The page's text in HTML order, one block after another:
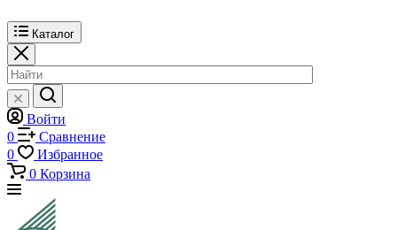
Каталог
Войти
0
Сравнение
0
Избранное
0 Корзина